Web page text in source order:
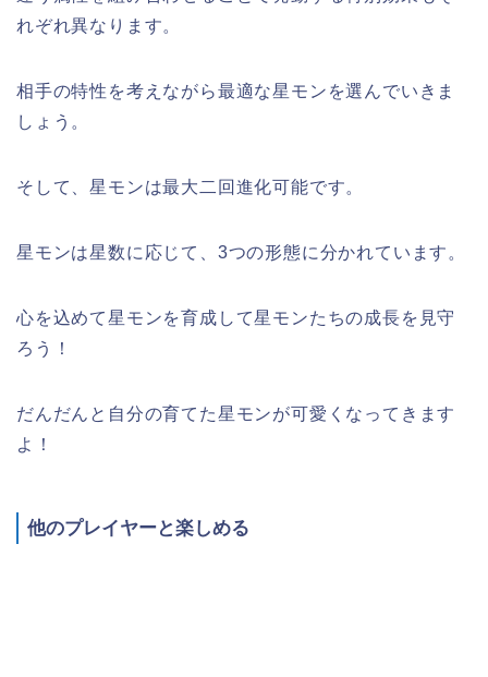
れぞれ異なります。
相手の特性を考えながら最適な星モンを選んでいきま
しょう。
そして、星モンは最大二回進化可能です。
星モンは星数に応じて、3つの形態に分かれています。
心を込めて星モンを育成して星モンたちの成長を見守
ろう！
だんだんと自分の育てた星モンが可愛くなってきます
よ！
他のプレイヤーと楽しめる